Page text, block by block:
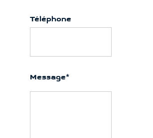
Téléphone
Message*